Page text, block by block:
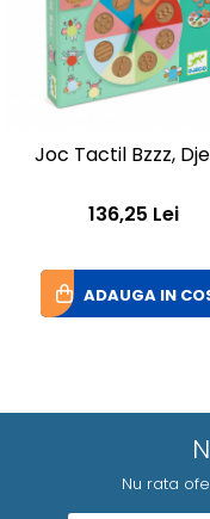
Joc Tactil Bzzz,
136,25 Lei
ADAUGA IN
Nu rata